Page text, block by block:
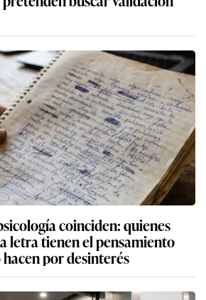
coinciden: quienes
letra tienen el pensamiento
por desinterés